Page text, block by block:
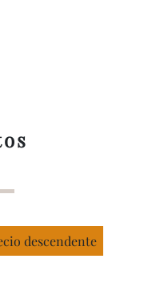
descendente